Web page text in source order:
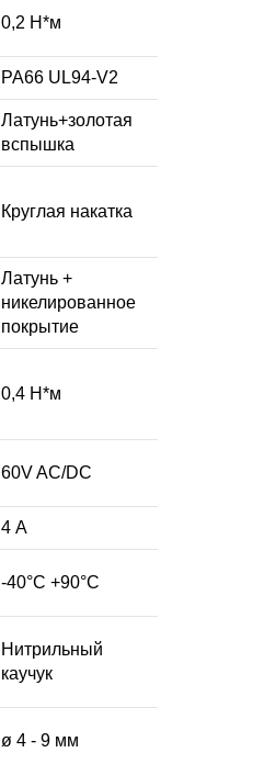
0,2 Н*м
PA66 UL94-V2
Латунь+золотая
вспышка
Круглая накатка
Латунь +
никелированное
покрытие
0,4 Н*м
60V AC/DC
4 А
-40°C +90°C
Нитрильный
каучук
ø 4 - 9 мм